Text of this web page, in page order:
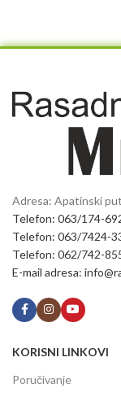
Adresa: Apatinski
Telefon: 063/174-
Telefon: 063/7424-
Telefon: 062/742-
E-mail adresa:
KORISNI LINKOVI
Poručivanje